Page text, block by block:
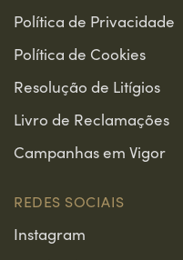
Política de Privacidade
Política de Cookies
Resolução de Litígios
Livro de Reclamações
Campanhas em Vigor
REDES SOCIAIS
Instagram